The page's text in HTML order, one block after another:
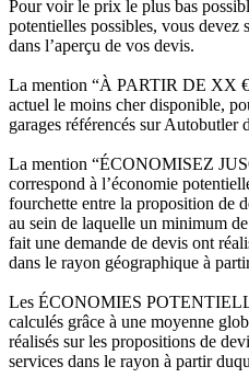
Pour voir le prix le plus bas
potentielles possibles, vous devez
dans l’aperçu de vos devis.
La mention “À PARTIR DE XX
actuel le moins cher disponible,
garages référencés sur Autobutler
La mention “ÉCONOMISEZ
correspond à l’économie
fourchette entre la proposition de
au sein de laquelle un minimum
fait une demande de devis ont
dans le rayon géographique à
Les ÉCONOMIES
calculés grâce à une moyenne
réalisés sur les propositions de
services dans le rayon à partir